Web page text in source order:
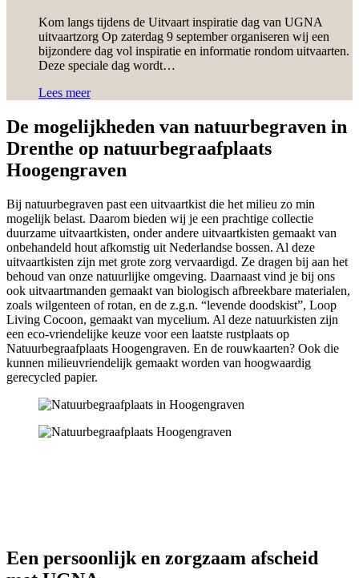
Kom langs tijdens de Uitvaart inspiratie dag van UGNA
uitvaartzorg Op zaterdag 9 september organiseren wij een
bijzondere dag vol inspiratie en informatie rondom uitvaarten.
Deze speciale dag wordt…
Lees meer
De mogelijkheden van natuurbegraven in
Drenthe op natuurbegraafplaats
Hoogengraven
Bij natuurbegraven past een uitvaartkist die het milieu zo min
mogelijk belast. Daarom bieden wij je een prachtige collectie
duurzame uitvaartkisten, onder andere uitvaartkisten gemaakt van
onbehandeld hout afkomstig uit Nederlandse bossen. Al deze
uitvaartkisten zijn met grote zorg vervaardigd. Ze dragen bij aan het
behoud van onze natuurlijke omgeving. Daarnaast vind je bij ons
ook uitvaartmanden gemaakt van biologisch afbreekbare materialen,
zoals wilgenteen of rotan, en de z.g.n. “levende doodskist”, Loop
Living Cocoon, gemaakt van mycelium. Al deze natuurkisten zijn
een eco-vriendelijke keuze voor een laatste rustplaats op
Natuurbegraafplaats Hoogengraven. En de rouwkaarten? Ook die
kunnen milieuvriendelijk gemaakt worden van hoogwaardig
gerecycled papier.
Een persoonlijk en zorgzaam afscheid